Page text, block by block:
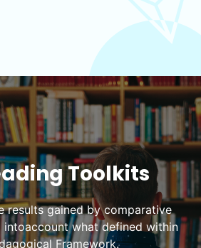
Toolkits
results gained by comparative
intoaccount what defined within
Framework.